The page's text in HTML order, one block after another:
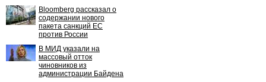
Bloomberg рассказал о
содержании нового
пакета санкций ЕС
против России
В МИД указали на
массовый отток
чиновников из
администрации Байдена